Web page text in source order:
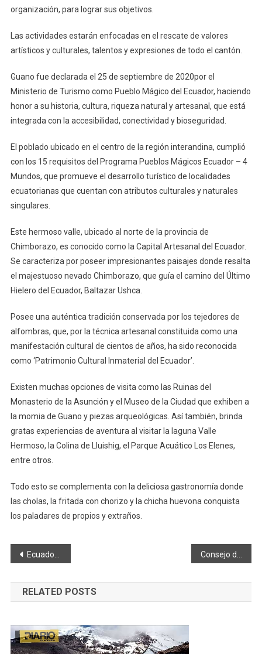
organización, para lograr sus objetivos.
Las actividades estarán enfocadas en el rescate de valores
artísticos y culturales, talentos y expresiones de todo el cantón.
Guano fue declarada el 25 de septiembre de 2020por el
Ministerio de Turismo como Pueblo Mágico del Ecuador, haciendo
honor a su historia, cultura, riqueza natural y artesanal, que está
integrada con la accesibilidad, conectividad y bioseguridad.
El poblado ubicado en el centro de la región interandina, cumplió
con los 15 requisitos del Programa Pueblos Mágicos Ecuador – 4
Mundos, que promueve el desarrollo turístico de localidades
ecuatorianas que cuentan con atributos culturales y naturales
singulares.
Este hermoso valle, ubicado al norte de la provincia de
Chimborazo, es conocido como la Capital Artesanal del Ecuador.
Se caracteriza por poseer impresionantes paisajes donde resalta
el majestuoso nevado Chimborazo, que guía el camino del Último
Hielero del Ecuador, Baltazar Ushca.
Posee una auténtica tradición conservada por los tejedores de
alfombras, que, por la técnica artesanal constituida como una
manifestación cultural de cientos de años, ha sido reconocida
como ‘Patrimonio Cultural Inmaterial del Ecuador’.
Existen muchas opciones de visita como las Ruinas del
Monasterio de la Asunción y el Museo de la Ciudad que exhiben a
la momia de Guano y piezas arqueológicas. Así también, brinda
gratas experiencias de aventura al visitar la laguna Valle
Hermoso, la Colina de Lluishig, el Parque Acuático Los Elenes,
entre otros.
Todo esto se complementa con la deliciosa gastronomía donde
las cholas, la fritada con chorizo y la chicha huevona conquista
los paladares de propios y extraños.
Navegación
de
entradas
Ecuador. Cifras del Covid 19 son estables, se monitorea alerta por viruela del mono
RELATED POSTS